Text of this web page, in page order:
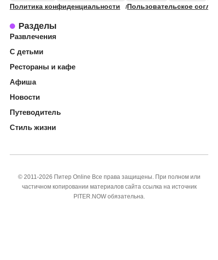
Политика конфиденциальности
Пользовательское
Разделы
Развлечения
С детьми
Рестораны и кафе
Афиша
Новости
Путеводитель
Стиль жизни
© 2011-2026 Питер Online Все права защищены. При полном или
частичном копировании материалов сайта ссылка на источник
PITER.NOW обязательна.